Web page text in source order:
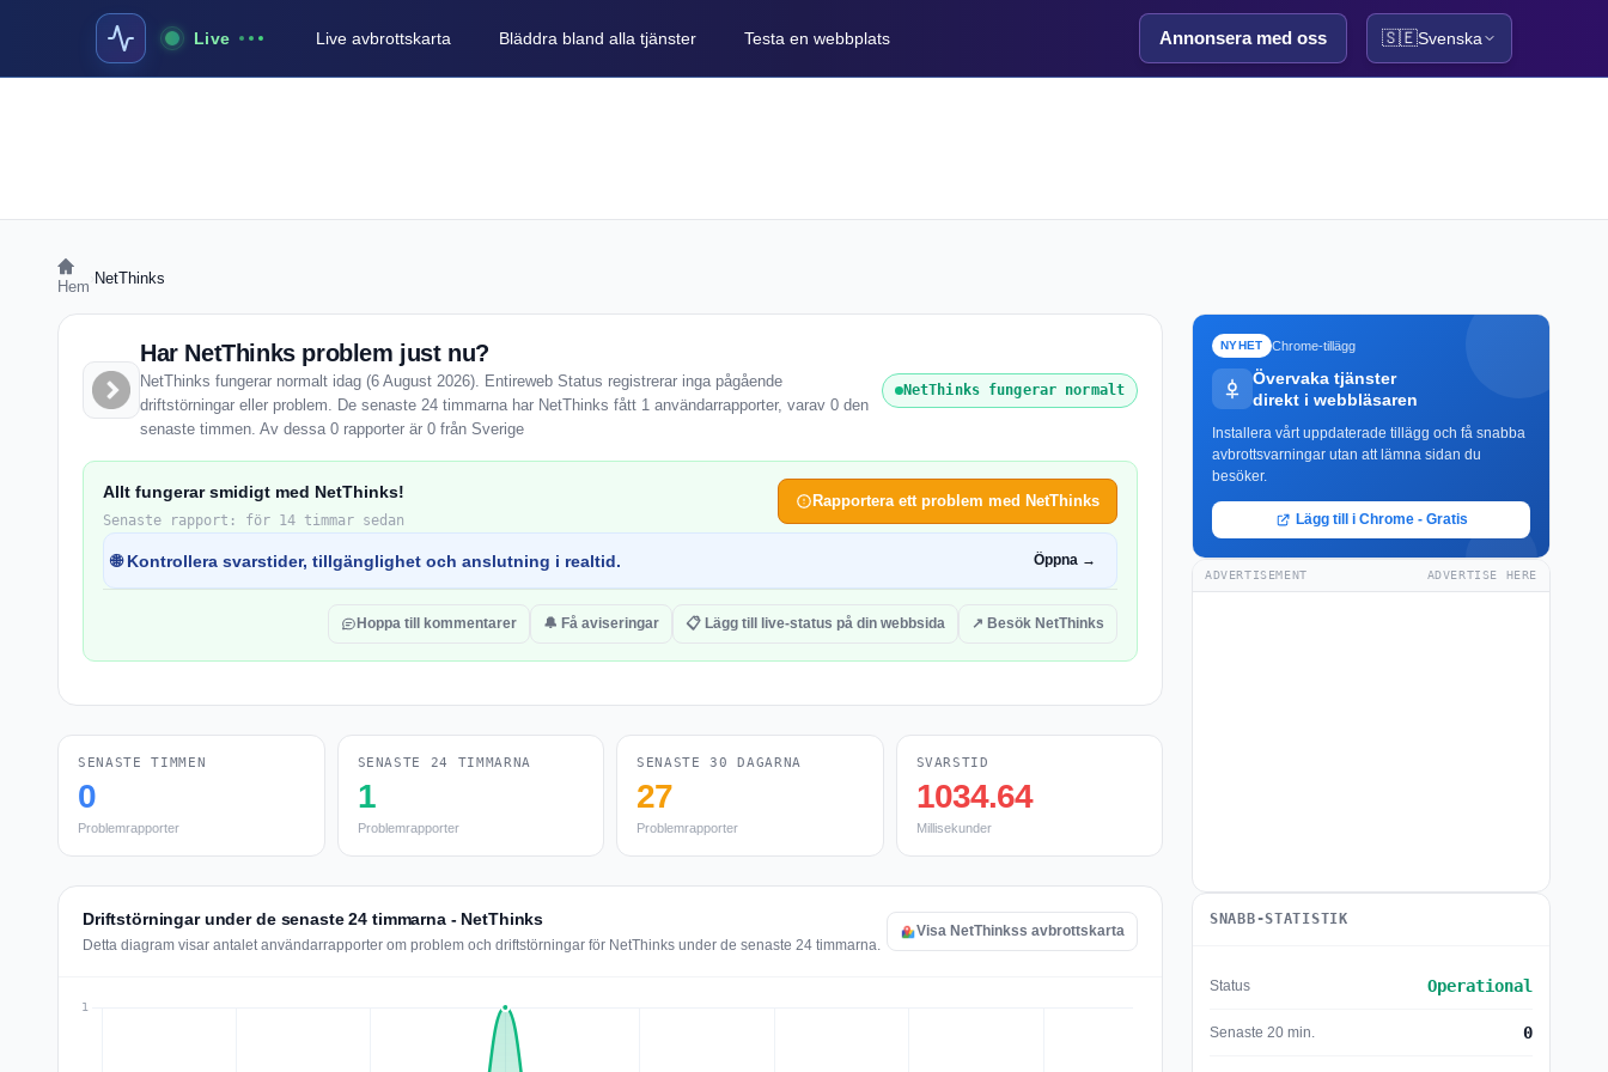
Live Live avbrottskarta Bläddra bland alla tjänster Testa en webbplats Annonsera med oss 🇸🇪Svenska
Hem NetThinks
Har NetThinks problem just nu?
NetThinks fungerar normalt idag (6 August 2026). Entireweb Status registrerar inga pågående
driftstörningar eller problem. De senaste 24 timmarna har NetThinks fått 1 användarrapporter, varav 0 den
senaste timmen. Av dessa 0 rapporter är 0 från Sverige
NetThinks fungerar normalt
Allt fungerar smidigt med NetThinks!
Senaste rapport: för 14 timmar sedan
Rapportera ett problem med NetThinks
🌐 Kontrollera svarstider, tillgänglighet och anslutning i realtid. Öppna →
Hoppa till kommentarer 🔔 Få aviseringar 📋 Lägg till live-status på din webbsida ↗ Besök NetThinks
SENASTE TIMMEN
0
Problemrapporter
SENASTE 24 TIMMARNA
1
Problemrapporter
SENASTE 30 DAGARNA
27
Problemrapporter
SVARSTID
1034.64
Millisekunder
Driftstörningar under de senaste 24 timmarna - NetThinks
Detta diagram visar antalet användarrapporter om problem och driftstörningar för NetThinks under de senaste 24 timmarna.
Visa NetThinkss avbrottskarta
NYHET Chrome-tillägg
Övervaka tjänster
direkt i webbläsaren
Installera vårt uppdaterade tillägg och få snabba
avbrottsvarningar utan att lämna sidan du
besöker.
Lägg till i Chrome - Gratis
ADVERTISEMENT ADVERTISE HERE
SNABB-STATISTIK
Status Operational
Senaste 20 min. 0